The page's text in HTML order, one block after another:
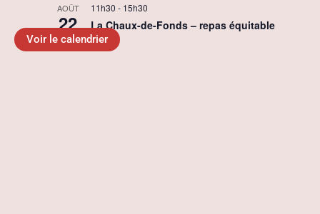
AOÛT
22
11h30 - 15h30
La Chaux-de-Fonds – repas équitable
Voir le calendrier